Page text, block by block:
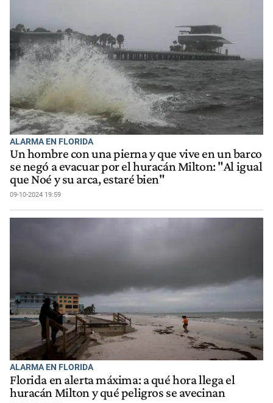
ALARMA EN FLORIDA
Un hombre con una pierna y que vive en un barco
se negó a evacuar por el huracán Milton: "Al igual
que Noé y su arca, estaré bien"
09-10-2024 19:59
ALARMA EN FLORIDA
Florida en alerta máxima: a qué hora llega el
huracán Milton y qué peligros se avecinan